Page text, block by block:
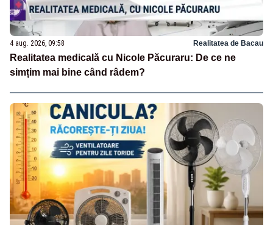
4 aug. 2026, 09:58 Realitatea de Bacau
Realitatea medicală cu Nicole Păcuraru: De ce ne
simțim mai bine când râdem?